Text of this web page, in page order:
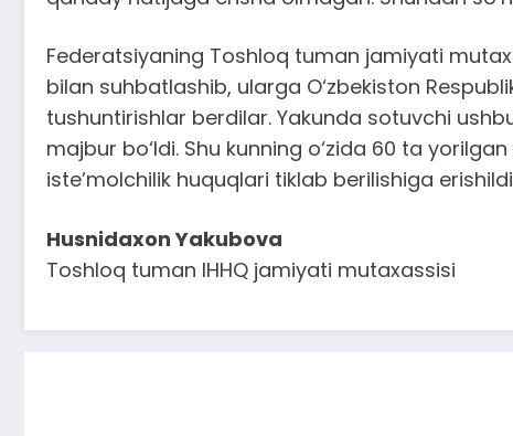
Federatsiyaning Toshloq tuman jamiyati
bilan suhbatlashib, ularga O‘zbekiston
tushuntirishlar berdilar. Yakunda sotuvchi
majbur bo‘ldi. Shu kunning o‘zida 60 ta
iste’molchilik huquqlari tiklab berilishiga
Husnidaxon Yakubova
Toshloq tuman IHHQ jamiyati mutaxassisi